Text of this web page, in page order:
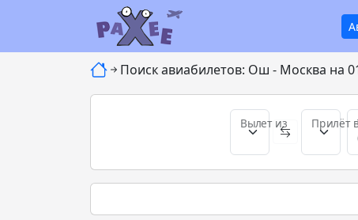
Поиск авиабилетов: Ош - Москва на
Вылет из Прилёт в